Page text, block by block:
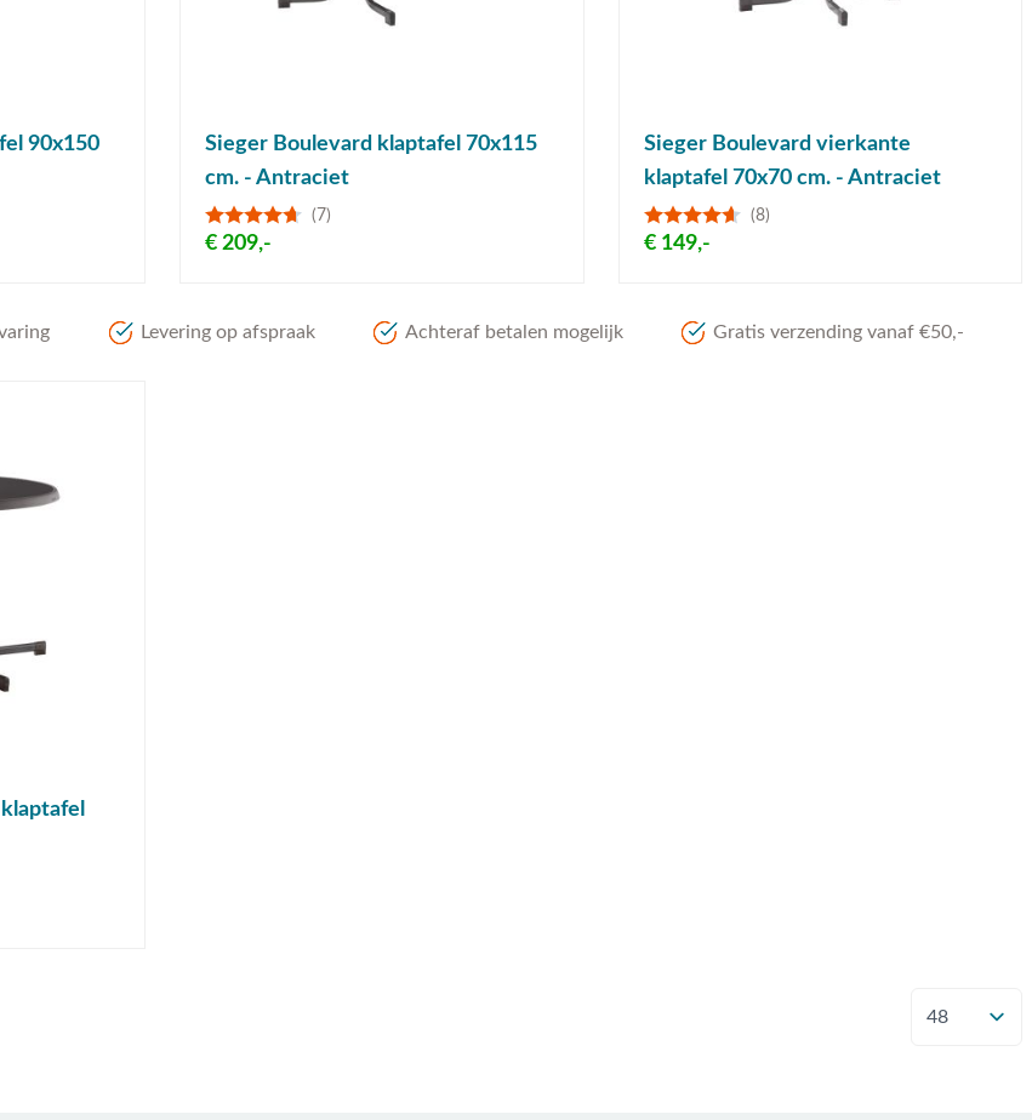
90x150
Sieger Boulevard klaptafel 70x115
cm. - Antraciet
(7)
€ 209,-
Sieger Boulevard vierkante
klaptafel 70x70 cm. - Antraciet
(8)
€ 149,-
Levering op afspraak Achteraf betalen mogelijk Gratis verzending vanaf €50,-